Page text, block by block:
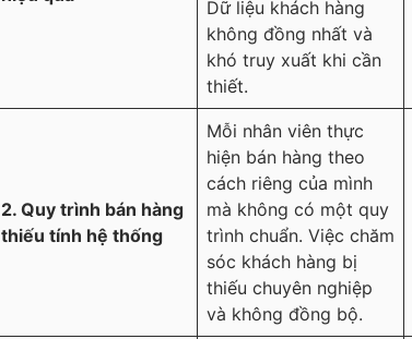
Dữ liệu khách hàng
không đồng nhất và
khó truy xuất khi cần
thiết.
2. Quy trình bán hàng
thiếu tính hệ thống
Mỗi nhân viên thực
hiện bán hàng theo
cách riêng của mình
mà không có một quy
trình chuẩn. Việc chăm
sóc khách hàng bị
thiếu chuyên nghiệp
và không đồng bộ.